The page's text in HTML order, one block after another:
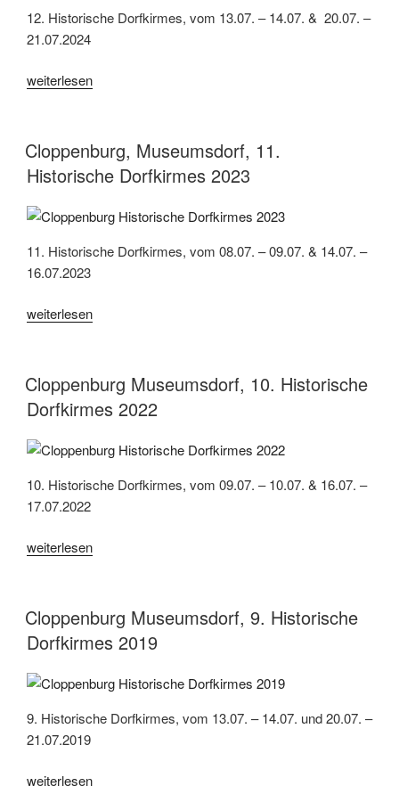
12. Historische Dorfkirmes, vom 13.07. – 14.07. & 20.07. –
21.07.2024
„Cloppenburg,
Historische
Dorfkirmes
2024“
weiterlesen
Cloppenburg, Museumsdorf, 11.
Historische Dorfkirmes 2023
11. Historische Dorfkirmes, vom 08.07. – 09.07. & 14.07. –
16.07.2023
„Cloppenburg,
Historische
Dorfkirmes
2023“
weiterlesen
Cloppenburg Museumsdorf, 10. Historische
Dorfkirmes 2022
10. Historische Dorfkirmes, vom 09.07. – 10.07. & 16.07. –
17.07.2022
„Cloppenburg
Historische
Dorfkirmes
2022“
weiterlesen
Cloppenburg Museumsdorf, 9. Historische
Dorfkirmes 2019
9. Historische Dorfkirmes, vom 13.07. – 14.07. und 20.07. –
21.07.2019
„Cloppenburg
weiterlesen